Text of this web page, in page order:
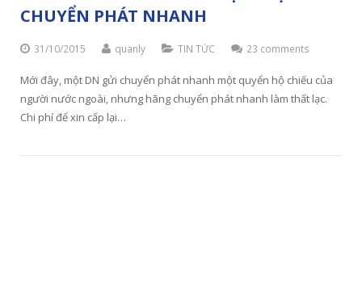
CHUYỂN PHÁT NHANH
31/10/2015 quanly TIN TỨC 23 comments
Mới đây, một DN gửi chuyển phát nhanh một quyển hộ chiếu của
người nước ngoài, nhưng hãng chuyển phát nhanh làm thất lạc.
Chi phí để xin cấp lại…